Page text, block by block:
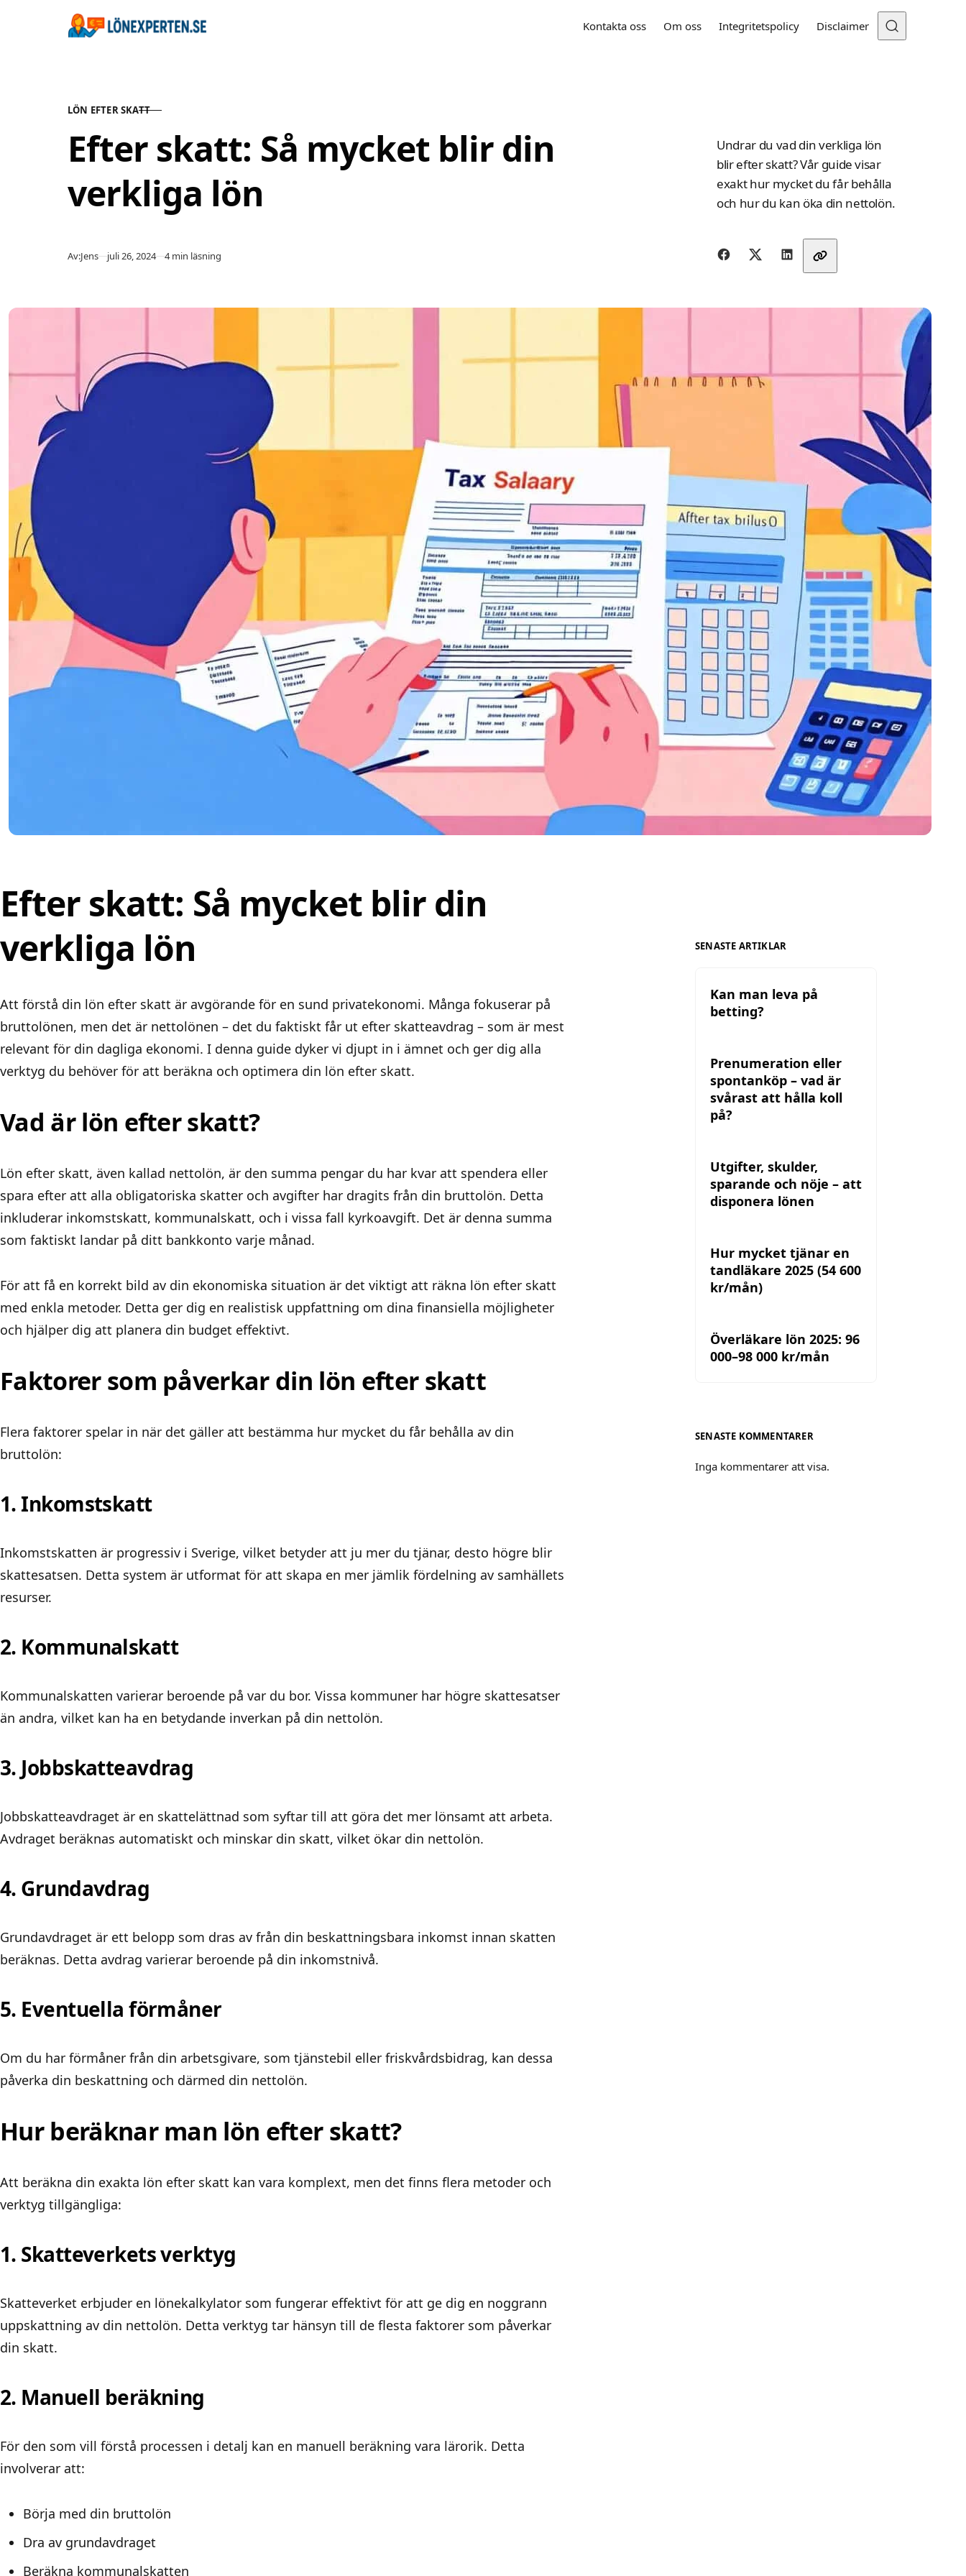
Hoppa till innehåll
Kontakta oss Om oss Integritetspolicy Disclaimer
KATEGORI
LÖN EFTER SKATT
Efter skatt: Så mycket blir din
verkliga lön
Undrar du vad din verkliga lön
blir efter skatt? Vår guide visar
exakt hur mycket du får behålla
och hur du kan öka din nettolön.
Av:Jens Publicerad
juli 26, 2024 4 min läsning Dela med vänner
Efter skatt: Så mycket blir din
verkliga lön
Att förstå din lön efter skatt är avgörande för en sund privatekonomi. Många fokuserar på
bruttolönen, men det är nettolönen – det du faktiskt får ut efter skatteavdrag – som är mest
relevant för din dagliga ekonomi. I denna guide dyker vi djupt in i ämnet och ger dig alla
verktyg du behöver för att beräkna och optimera din lön efter skatt.
Vad är lön efter skatt?
Lön efter skatt, även kallad nettolön, är den summa pengar du har kvar att spendera eller
spara efter att alla obligatoriska skatter och avgifter har dragits från din bruttolön. Detta
inkluderar inkomstskatt, kommunalskatt, och i vissa fall kyrkoavgift. Det är denna summa
som faktiskt landar på ditt bankkonto varje månad.
För att få en korrekt bild av din ekonomiska situation är det viktigt att räkna lön efter skatt
med enkla metoder. Detta ger dig en realistisk uppfattning om dina finansiella möjligheter
och hjälper dig att planera din budget effektivt.
Faktorer som påverkar din lön efter skatt
Flera faktorer spelar in när det gäller att bestämma hur mycket du får behålla av din
bruttolön:
1. Inkomstskatt
Inkomstskatten är progressiv i Sverige, vilket betyder att ju mer du tjänar, desto högre blir
skattesatsen. Detta system är utformat för att skapa en mer jämlik fördelning av samhällets
resurser.
2. Kommunalskatt
Kommunalskatten varierar beroende på var du bor. Vissa kommuner har högre skattesatser
än andra, vilket kan ha en betydande inverkan på din nettolön.
3. Jobbskatteavdrag
Jobbskatteavdraget är en skattelättnad som syftar till att göra det mer lönsamt att arbeta.
Avdraget beräknas automatiskt och minskar din skatt, vilket ökar din nettolön.
4. Grundavdrag
Grundavdraget är ett belopp som dras av från din beskattningsbara inkomst innan skatten
beräknas. Detta avdrag varierar beroende på din inkomstnivå.
5. Eventuella förmåner
Om du har förmåner från din arbetsgivare, som tjänstebil eller friskvårdsbidrag, kan dessa
påverka din beskattning och därmed din nettolön.
Hur beräknar man lön efter skatt?
Att beräkna din exakta lön efter skatt kan vara komplext, men det finns flera metoder och
verktyg tillgängliga:
1. Skatteverkets verktyg
Skatteverket erbjuder en lönekalkylator som fungerar effektivt för att ge dig en noggrann
uppskattning av din nettolön. Detta verktyg tar hänsyn till de flesta faktorer som påverkar
din skatt.
2. Manuell beräkning
För den som vill förstå processen i detalj kan en manuell beräkning vara lärorik. Detta
involverar att:
Börja med din bruttolön
Dra av grundavdraget
Beräkna kommunalskatten
SENASTE ARTIKLAR
Kan man leva på
betting?
Prenumeration eller
spontanköp – vad är
svårast att hålla koll
på?
Utgifter, skulder,
sparande och nöje – att
disponera lönen
Hur mycket tjänar en
tandläkare 2025 (54 600
kr/mån)
Överläkare lön 2025: 96
000–98 000 kr/mån
SENASTE KOMMENTARER
Inga kommentarer att visa.